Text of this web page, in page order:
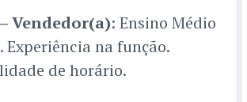
Vendedor(a): Ensino Médio
Experiência na função.
de horário.